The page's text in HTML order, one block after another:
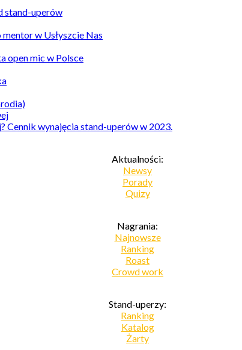
stand-uperów
w Usłyszcie Nas
open mic w Polsce
Cennik wynajęcia stand-uperów w 2023.
Aktualności:
Newsy
Porady
Quizy
Nagrania:
Najnowsze
Ranking
Roast
Crowd work
Stand-uperzy:
Ranking
Katalog
Żarty